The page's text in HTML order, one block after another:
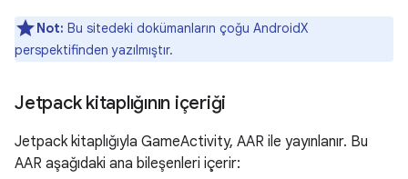
Not: Bu sitedeki dokümanların çoğu AndroidX
perspektifinden yazılmıştır.
Jetpack kitaplığının içeriği
Jetpack kitaplığıyla GameActivity, AAR ile yayınlanır. Bu
AAR aşağıdaki ana bileşenleri içerir: